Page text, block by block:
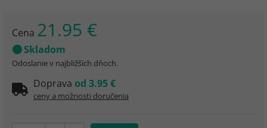
Cena 21.95 €
Skladom
Odoslanie v najbližších dňoch.
Doprava od 3.95 €
ceny a možnosti doručenia